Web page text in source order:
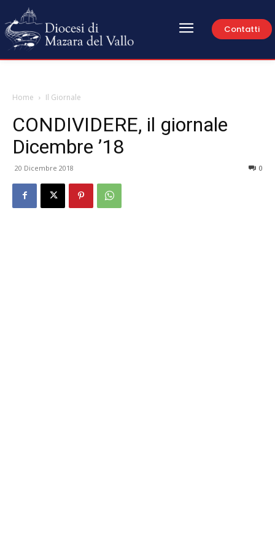
Contatti
Home Il Giornale
CONDIVIDERE, il giornale
Dicembre ’18
20 Dicembre 2018 0